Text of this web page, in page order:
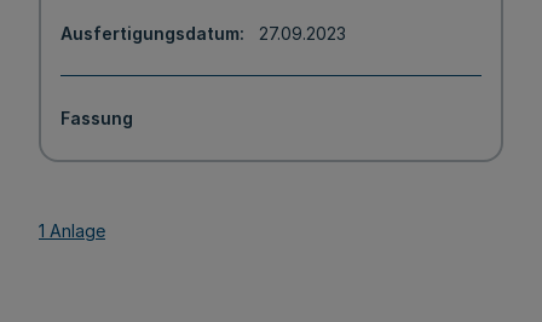
Ausfertigungsdatum 27.09.2023
Fassung
1 Anlage